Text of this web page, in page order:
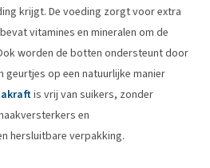
krijgt. De voeding zorgt voor extra
vitamines en mineralen om de
worden de botten ondersteunt door
op een natuurlijke manier
is vrij van suikers, zonder
en
hersluitbare verpakking.